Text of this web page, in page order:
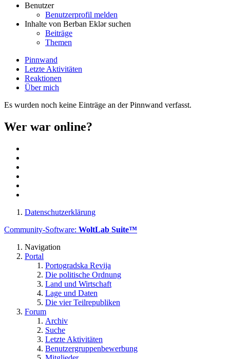
Benutzer
Benutzerprofil melden
Inhalte von Berban Eklər suchen
Beiträge
Themen
Pinnwand
Letzte Aktivitäten
Reaktionen
Über mich
Es wurden noch keine Einträge an der Pinnwand verfasst.
Wer war online?
Datenschutzerklärung
Community-Software: WoltLab Suite™
Navigation
Portal
Portogradska Revija
Die politische Ordnung
Land und Wirtschaft
Lage und Daten
Die vier Teilrepubliken
Forum
Archiv
Suche
Letzte Aktivitäten
Benutzergruppenbewerbung